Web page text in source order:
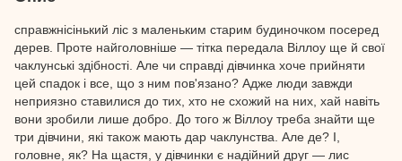
справжнісінький ліс з маленьким старим будиночком посеред
дерев. Проте найголовніше — тітка передала Віллоу ще й свої
чаклунські здібності. Але чи справді дівчинка хоче прийняти
цей спадок і все, що з ним пов'язано? Адже люди завжди
неприязно ставилися до тих, хто не схожий на них, хай навіть
вони зробили лише добро. До того ж Віллоу треба знайти ще
три дівчини, які також мають дар чаклунства. Але де? І,
головне, як? На щастя, у дівчинки є надійний друг — лис